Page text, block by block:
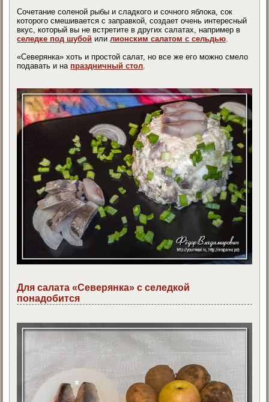
Сочетание соленой рыбы и сладкого и сочного яблока, сок
которого смешивается с заправкой, создает очень интересный
вкус, который вы не встретите в других салатах, например в
селедке под шубой илилионским салатом с сельдью.
«Северянка» хоть и простой салат, но все же его можно смело
подавать и на праздничный стол.
Для салата «Северянка» с селедкой
понадобится